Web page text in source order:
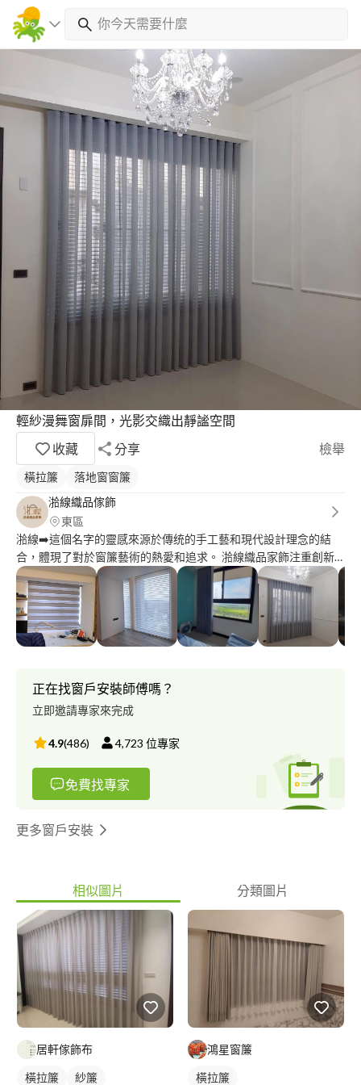
輕紗漫舞窗扉間，光影交織出靜謐空間
收藏
分享 檢舉
橫拉簾
落地窗窗簾
湁線織品傢飾
東區
湁線➡️這個名字的靈感來源於傳统的手工藝和現代設計理念的結
合，體現了對於窗簾藝術的熱愛和追求。 湁線織品家飾注重創新
設計、高品質材料和細緻製作，以營造優雅而溫馨的居家環境。
我們的窗簾產品不僅美觀時尚，更兼具實用功能，窗簾是一種裝飾
性窗户的遮擋物，用來調節室内光線和創造私密空間、強化空間氛
圍的作用。 窗簾都是我們對品質和美感的堅持，為您的空間帶來
完美的搭配選擇。 ?各式窗簾 壁紙 床頭裱布 臥蹋 地磚 免費預約設
正在找窗戶安裝師傅嗎？
立即邀請專家來完成
4.9(486) 4,723 位專家
免費找專家
更多窗戶安裝
相似圖片 分類圖片
居軒傢飾布
橫拉簾
紗簾
鴻星窗簾
橫拉簾